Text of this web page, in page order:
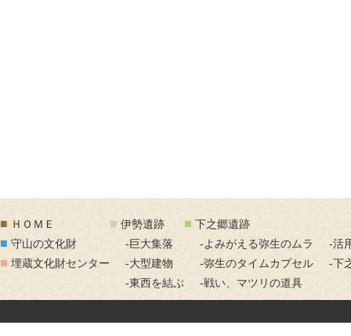
■ ＨＯＭＥ
■ 守山の文化財
■ 埋蔵文化財センター
■ 伊勢遺跡
-巨大集落
-大型建物
-東西を結ぶ
■ 下之郷遺跡
-よみがえる弥生のムラ
-弥生のタイムカプセル
-戦い、マツリの道具
-活
-下